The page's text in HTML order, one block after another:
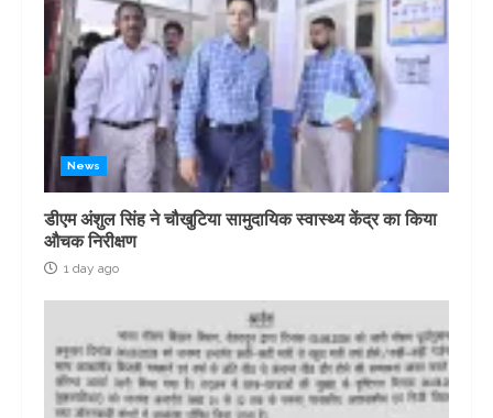
News
डीएम अंशुल सिंह ने चौखुटिया सामुदायिक स्वास्थ्य केंद्र का किया
औचक निरीक्षण
1 day ago